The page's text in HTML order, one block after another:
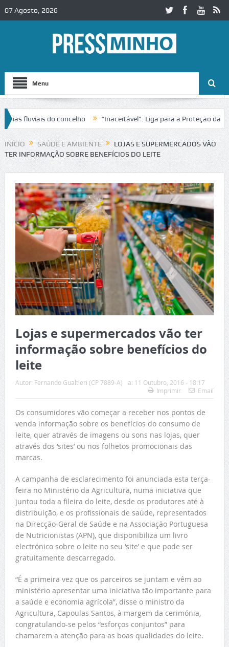
07 Agosto, 2026
Menu
fluviais do concelho “Inaceitável”. Liga para a Proteção da
no IC2 em Alcobaça Igreja do Castelo de Cerveira
INÍCIO SAÚDE E AMBIENTE
LOJAS E SUPERMERCADOS VÃO
TER INFORMAÇÃO SOBRE BENEFÍCIOS DO LEITE
Lojas e supermercados vão ter
informação sobre benefícios do
leite
Autor: Fernando Gualtieri (CP 7889-A) a: 11 Outubro, 2016 - 18:17
Imprimir
Email
Os consumidores vão começar a receber nos pontos de
venda informação sobre os benefícios do consumo de
leite, quer através de imagens ou sons nas lojas, quer
através dos ‘sites’ ou nos folhetos promocionais das
marcas.
A campanha de esclarecimento foi anunciada esta terça-
feira no Ministério da Agricultura, numa iniciativa que
juntou toda a fileira do leite, desde os produtores até à
distribuição, e os profissionais de saúde, representados
na Direcção-Geral de Saúde e na Associação Portuguesa
de Nutricionistas (APN), que disponibiliza um livro
electrónico sobre o leite no seu ‘site’ e que pode ser
gratuitamente descarregado.
“É a primeira vez que os parceiros se juntam e vêm ao
ministério apresentar uma iniciativa tão importante para
a saúde e economia agrícola”, disse o ministro da
Agricultura, Capoulas Santos, à margem da cerimónia,
congratulando-se pelos “esforços conjuntos” para
chamarem a atenção para as boas qualidades do leite.